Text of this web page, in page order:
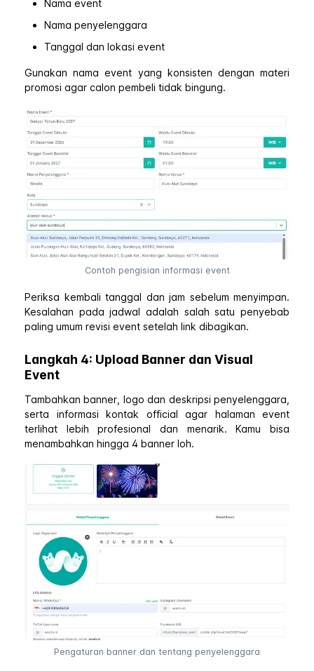
Nama event
Nama penyelenggara
Tanggal dan lokasi event
Gunakan nama event yang konsisten dengan materi
promosi agar calon pembeli tidak bingung.
Contoh pengisian informasi event
Periksa kembali tanggal dan jam sebelum menyimpan.
Kesalahan pada jadwal adalah salah satu penyebab
paling umum revisi event setelah link dibagikan.
Langkah 4: Upload Banner dan Visual
Event
Tambahkan banner, logo dan deskripsi penyelenggara,
serta informasi kontak official agar halaman event
terlihat lebih profesional dan menarik. Kamu bisa
menambahkan hingga 4 banner loh.
Pengaturan banner dan tentang penyelenggara